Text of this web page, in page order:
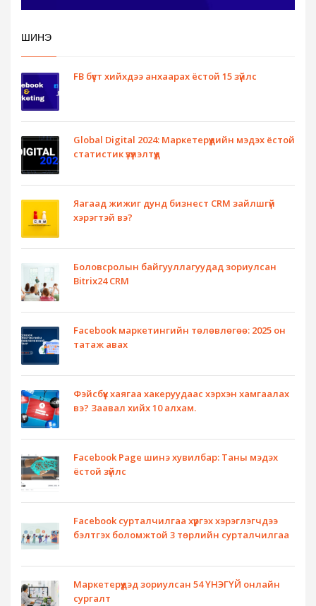
ШИНЭ
FB бүүст хийхдээ анхаарах ёстой 15 зүйлс
Global Digital 2024: Маркетерүүдийн мэдэх ёстой
статистик үзүүлэлтүүд
Яагаад жижиг дунд бизнест CRM зайлшгүй
хэрэгтэй вэ?
Боловсролын байгууллагуудад зориулсан
Bitrix24 CRM
Facebook маркетингийн төлөвлөгөө: 2025 он
татаж авах
Фэйсбүүк хаягаа хакеруудаас хэрхэн хамгаалах
вэ? Заавал хийх 10 алхам.
Facebook Page шинэ хувилбар: Таны мэдэх
ёстой зүйлс
Facebook сурталчилгаа хүргэх хэрэглэгчдээ
бэлтгэх боломжтой 3 төрлийн сурталчилгаа
Маркетерүүдэд зориулсан 54 ҮНЭГҮЙ онлайн
сургалт